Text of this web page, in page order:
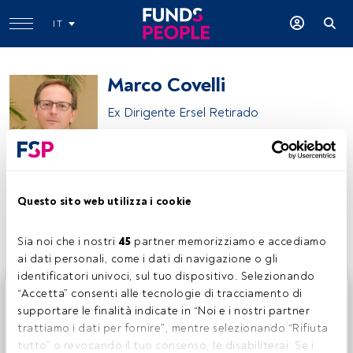
Questo sito web utilizza i cookie
Sia noi che i nostri 45 partner memorizziamo e accediamo
ai dati personali, come i dati di navigazione o gli
identificatori univoci, sul tuo dispositivo. Selezionando
“Accetta” consenti alle tecnologie di tracciamento di
supportare le finalità indicate in “Noi e i nostri partner
trattiamo i dati per fornire”, mentre selezionando “Rifiuta
tutto” o revocando il tuo consenso, le disabiliterai. Se i
IT
Marco Covelli
Ex Dirigente Ersel Retirado
Condividi:
Questo è un articolo riservato agli utenti FundsPeople. Se
sei già registrato, accedi tramite il pulsante Login. Se non
hai ancora un account, ti invitiamo a registrarti per scoprire
tutti i contenuti che FundsPeople ha da offrire.